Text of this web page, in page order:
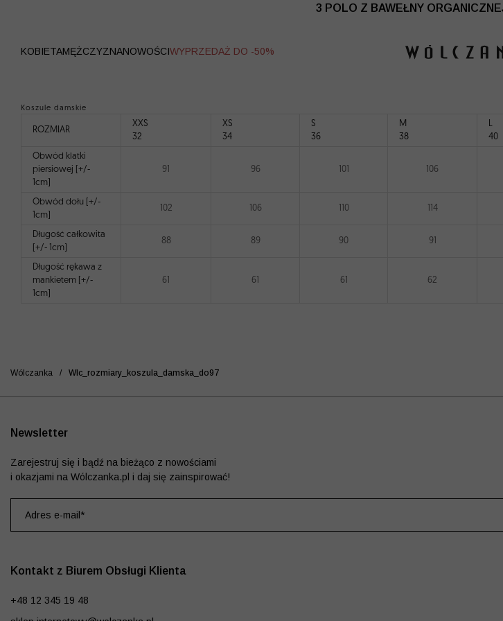
3 POLO Z BAWEŁNY
WYPRZEDAŻ DO -50% | DODATKOWE -30%
KOBIETAMĘŻCZYZNANOWOŚCIWYPRZEDAŻ DO -50%
Koszule damskie
ROZMIAR
XXS
32
XS
34
S
36
M
38
L
40
Obwód klatki
piersiowej [+/-
1cm]
91 96 101 106
Obwód dołu [+/-
1cm]
102 106 110 114
Długość całkowita
[+/- 1cm]
88 89 90 91
Długość rękawa z
mankietem [+/-
1cm]
61 61 61 62
Wólczanka / Wlc_rozmiary_koszula_damska_do97
Kontakt z Biurem Obsługi Klienta
+48 12 345 19 48
Newsletter
Zarejestruj się i bądź na bieżąco z nowościami
i okazjami na Wólczanka.pl i daj się zainspirować!